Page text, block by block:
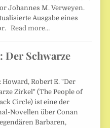
Johannes M. Verweyen.
Ausgabe eines
Read more…
Der Schwarze
Howard, Robert E. "Der
Zirkel" (The People of
Circle) ist eine der
Novellen über Conan
Barbaren,